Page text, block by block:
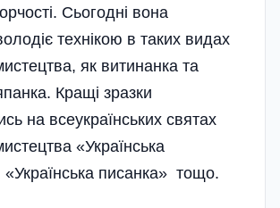
Сьогодні вона
технікою в таких видах
як витинанка та
Кращі зразки
на всеукраїнських святах
«Українська
«Українська писанка» тощо.